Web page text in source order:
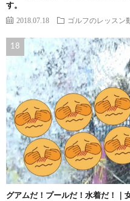
す。
2018.07.18 ゴルフのレッスン
グアムだ！プールだ！水着だ！｜